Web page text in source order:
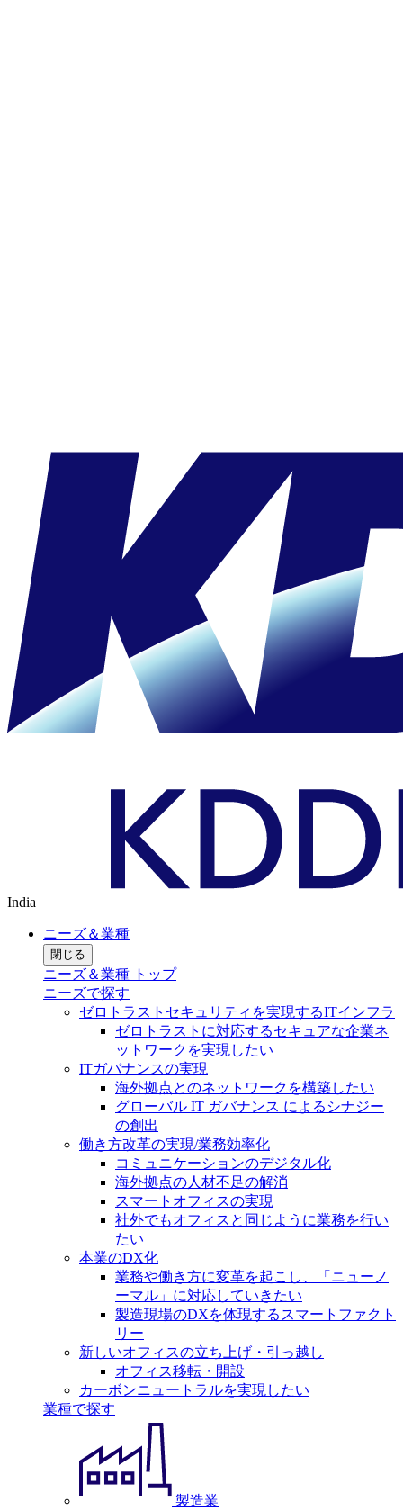
India
ニーズ＆業種
閉じる
ニーズ＆業種 トップ
ニーズで探す
ゼロトラストセキュリティを実現するITインフラ
ゼロトラストに対応するセキュアな企業ネ
ットワークを実現したい
ITガバナンスの実現
海外拠点とのネットワークを構築したい
グローバル IT ガバナンス によるシナジー
の創出
働き方改革の実現/業務効率化
コミュニケーションのデジタル化
海外拠点の人材不足の解消
スマートオフィスの実現
社外でもオフィスと同じように業務を行い
たい
本業のDX化
業務や働き方に変革を起こし、「ニューノ
ーマル」に対応していきたい
製造現場のDXを体現するスマートファクト
リー
新しいオフィスの立ち上げ・引っ越し
オフィス移転・開設
カーボンニュートラルを実現したい
業種で探す
製造業